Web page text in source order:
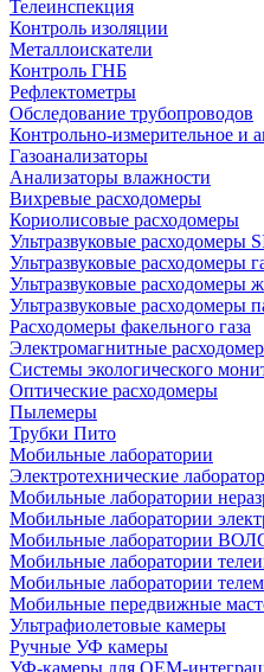
Телеинспекция
Контроль изоляции
Металлоискатели
Контроль ГНБ
Рефлектометры
Обследование трубопроводов
Контрольно-измерительное и
Газоанализаторы
Анализаторы влажности
Вихревые расходомеры
Кориолисовые расходомеры
Ультразвуковые расходомеры
Ультразвуковые расходомеры
Ультразвуковые расходомеры
Ультразвуковые расходомеры
Расходомеры факельного газа
Электромагнитные
Системы экологического
Оптические расходомеры
Пылемеры
Трубки Пито
Мобильные лаборатории
Электротехнические
Мобильные лаборатории
Мобильные лаборатории
Мобильные лаборатории
Мобильные лаборатории
Мобильные лаборатории
Мобильные передвижные
Ультрафиолетовые камеры
Ручные УФ камеры
УФ-камеры для OEM-